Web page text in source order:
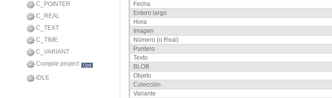
C_POINTER
C_REAL
C_TEXT
C_TIME
C_VARIANT
Compile project
Upd
IDLE
Fecha
Entero largo
Hora
Imagen
Número (o Real)
Puntero
Texto
BLOB
Objeto
Colección
Variante